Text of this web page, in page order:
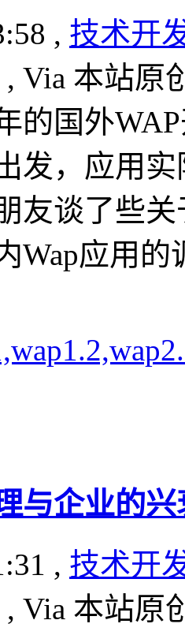
, 技术开
, Via 本站原
的国外
发，应用实
友谈了些
Wap应用的
与企业的兴
, 技术开
, Via 本站原